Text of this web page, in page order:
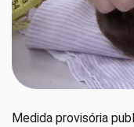
Medida provisória